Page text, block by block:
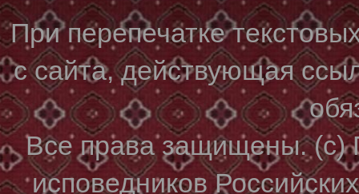
При перепечатке
с сайта, действующая
Все права защищены. (с)
исповедников